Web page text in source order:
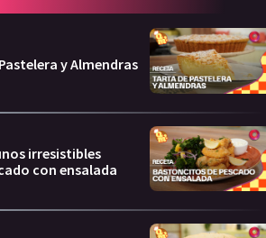
y Almendras
irresistibles
con ensalada